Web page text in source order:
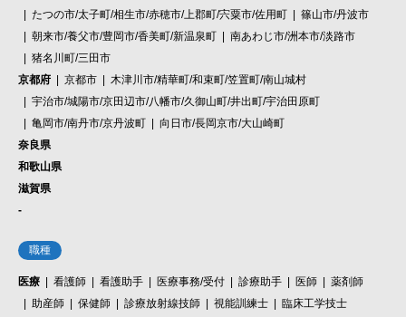
たつの市/太子町/相生市/赤穂市/上郡町/宍粟市/佐用町
篠山市/丹波市
朝来市/養父市/豊岡市/香美町/新温泉町
南あわじ市/洲本市/淡路市
猪名川町/三田市
京都府
京都市
木津川市/精華町/和束町/笠置町/南山城村
宇治市/城陽市/京田辺市/八幡市/久御山町/井出町/宇治田原町
亀岡市/南丹市/京丹波町
向日市/長岡京市/大山崎町
奈良県
和歌山県
滋賀県
-
職種
医療 看護師 看護助手 医療事務/受付 診療助手 医師
薬剤師
助産師
保健師 診療放射線技師 視能訓練士
臨床工学技士